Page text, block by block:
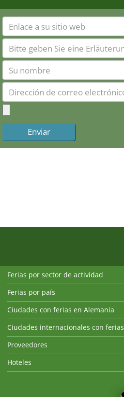
Ferias por sector de actividad
Ferias por país
Ciudades con ferias en Alemania
Ciudades internacionales con ferias
Proveedores
Hoteles